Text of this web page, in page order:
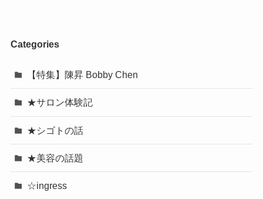
Categories
【特集】陳昇 Bobby Chen
★サロン体験記
★シゴトの話
★美容の話題
☆ingress